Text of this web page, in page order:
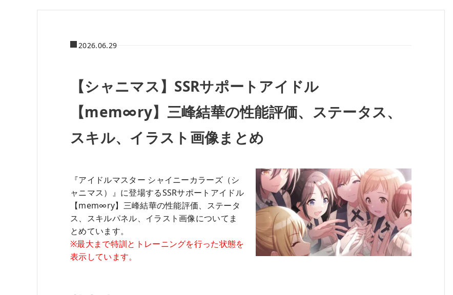
2026.06.29
【シャニマス】SSRサポートアイドル
【mem∞ry】三峰結華の性能評価、ステータス、
スキル、イラスト画像まとめ
『アイドルマスター シャイニーカラーズ（シ
ャニマス）』に登場するSSRサポートアイドル
【mem∞ry】三峰結華の性能評価、ステータ
ス、スキルパネル、イラスト画像についてま
とめています。
※最大まで特訓とトレーニングを行った状態を
表示しています。